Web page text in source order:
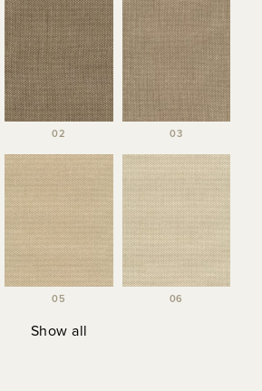
02 03
05 06
Show all